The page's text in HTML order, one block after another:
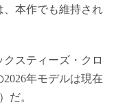
、本作でも維持され
スティーズ・クロ
年モデルは現在
だ。